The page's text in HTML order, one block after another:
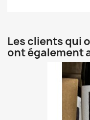
Les clients qui
ont également